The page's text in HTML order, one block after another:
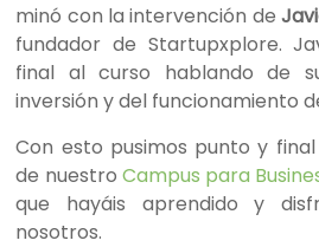
minó con la intervención de
fundador de Startupxplore.
final al curso hablando de
inversión y del funcionamiento
Con esto pusimos punto y
de nuestro Campus para
que hayáis aprendido y
nosotros.